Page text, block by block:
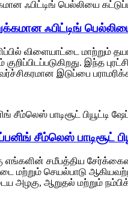
ஃபிட்டிங்
விளையாட்டை மாற்றும்
குறிப்பிடப்படுகிறது.
இடுப்பை
சீம்லெஸ் பாடிசூட்
எங்களின் சமீபத்திய
நடை மற்றும் செயல்பாடு
அழகு, ஆறுதல் மற்றும்